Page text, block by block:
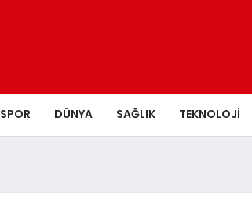
SPOR DÜNYA SAĞLIK TEKNOLOJI